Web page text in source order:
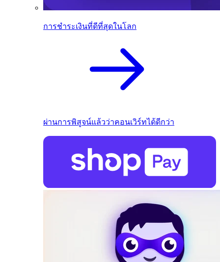
การชำระเงินที่ดีที่สุดในโลก
ผ่านการพิสูจน์แล้วว่าคอนเวิร์ทได้ดีกว่า